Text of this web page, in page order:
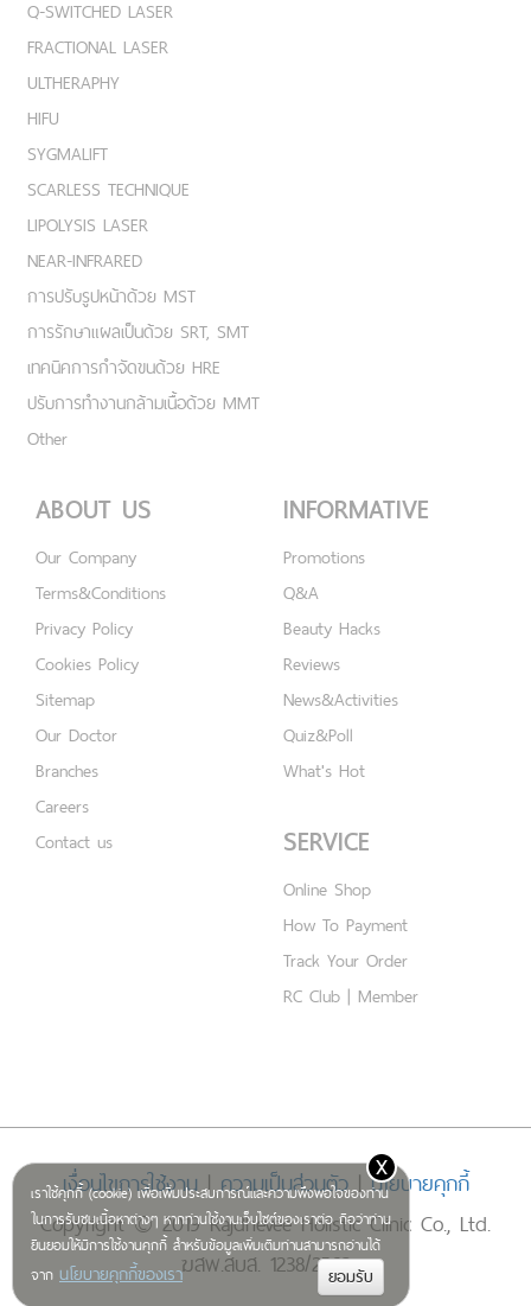
เราใช้คุกกี้ (cookie) เพื่อเพิ่มประสบการณ์และความพึงพอใจของท่าน
ในการรับชมเนื้อหาต่างๆ หากท่านใช้งานเว็บไซต์ของเราต่อ ถือว่าท่าน
ยินยอมให้มีการใช้งานคุกกี้ สำหรับข้อมูลเพิ่มเติมท่านสามารถอ่านได้
จาก นโยบายคุกกี้ของเรา
x
Q-SWITCHED LASER
FRACTIONAL LASER
ULTHERAPHY
HIFU
SYGMALIFT
SCARLESS TECHNIQUE
LIPOLYSIS LASER
NEAR-INFRARED
การปรับรูปหน้าด้วย MST
การรักษาแผลเป็นด้วย SRT, SMT
เทคนิคการกำจัดขนด้วย HRE
ปรับการทำงานกล้ามเนื้อด้วย MMT
Other
ABOUT US
Our Company
Terms&Conditions
Privacy Policy
Cookies Policy
Sitemap
Our Doctor
Branches
Careers
Contact us
INFORMATIVE
Promotions
Q&A
Beauty Hacks
Reviews
News&Activities
Quiz&Poll
What's Hot
SERVICE
Online Shop
How To Payment
Track Your Order
RC Club | Member
เงื่อนไขการใช้งาน|ความเป็นส่วนตัว|นโยบายคุกกี้
Copyright © 2019 Rajdhevee Holistic Clinic Co., Ltd.
ฆสพ.สบส. 1238/2562